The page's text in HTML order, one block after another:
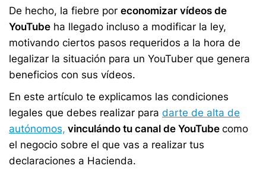
De hecho, la fiebre por economizar vídeos de
YouTube ha llegado incluso a modificar la ley,
motivando ciertos pasos requeridos a la hora de
legalizar la situación para un YouTuber que genera
beneficios con sus vídeos.
En este artículo te explicamos las condiciones
legales que debes realizar para darte de alta de
autónomos, vinculándo tu canal de YouTube como
el negocio sobre el que vas a realizar tus
declaraciones a Hacienda.